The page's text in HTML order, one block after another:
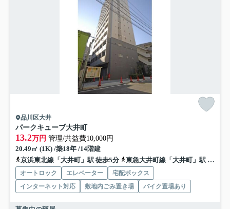
品川区大井
パークキューブ大井町
13.2万円 管理/共益費10,000円
20.49㎡ (1K) /築18年 /14階建
京浜東北線「大井町」駅 徒歩5分
東急大井町線「大井町」駅 徒歩5分
オートロック エレベーター
宅配ボックス
インターネット対応
敷地内ごみ置き場 バイク置場あり